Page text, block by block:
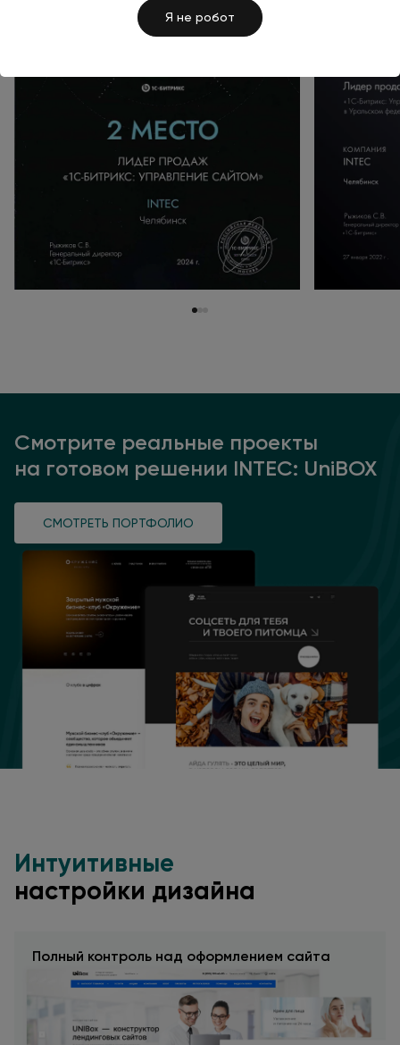
Я не робот
Смотрите реальные проекты
на готовом решении INTEC: UniBOX
СМОТРЕТЬ ПОРТФОЛИО
Интуитивные
настройки дизайна
Полный контроль над оформлением сайта